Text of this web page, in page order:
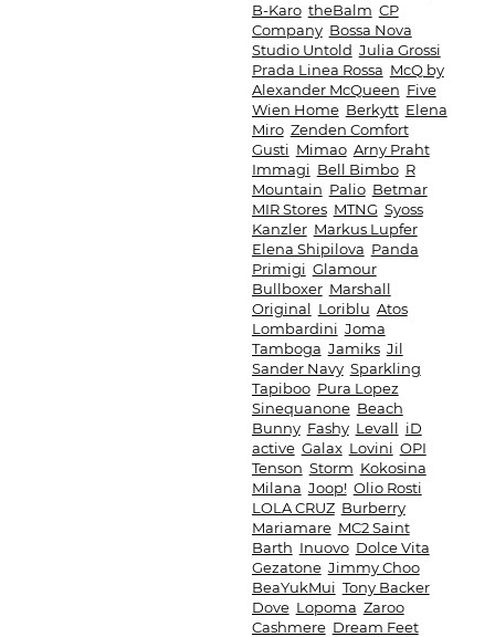
B-Karo theBalm CP
Company Bossa Nova
Studio Untold Julia Grossi
Prada Linea Rossa McQ by
Alexander McQueen Five
Wien Home Berkytt Elena
Miro Zenden Comfort
Gusti Mimao Arny Praht
Immagi Bell Bimbo R
Mountain Palio Betmar
MIR Stores MTNG Syoss
Kanzler Markus Lupfer
Elena Shipilova Panda
Primigi Glamour
Bullboxer Marshall
Original Loriblu Atos
Lombardini Joma
Tamboga Jamiks Jil
Sander Navy Sparkling
Tapiboo Pura Lopez
Sinequanone Beach
Bunny Fashy Levall iD
active Galax Lovini OPI
Tenson Storm Kokosina
Milana Joop! Olio Rosti
LOLA CRUZ Burberry
Mariamare MC2 Saint
Barth Inuovo Dolce Vita
Gezatone Jimmy Choo
BeaYukMui Tony Backer
Dove Lopoma Zaroo
Cashmere Dream Feet